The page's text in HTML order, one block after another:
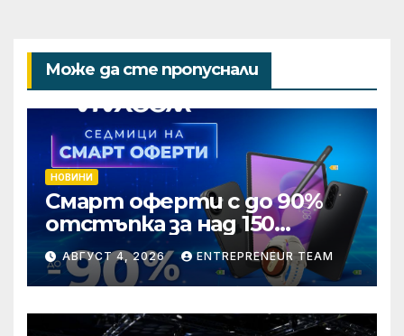
Може да сте пропуснали
НОВИНИ
Смарт оферти с до 90%
отстъпка за над 150
устройства от Vivacom
през август
АВГУСТ 4, 2026 ENTREPRENEUR TEAM